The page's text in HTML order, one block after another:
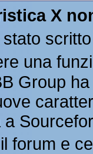
X
una
Group
forum e